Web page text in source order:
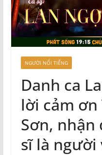
NGƯỜI NỔI TIẾNG
Danh ca
lời cảm ơn
Sơn, nhận
sĩ là người